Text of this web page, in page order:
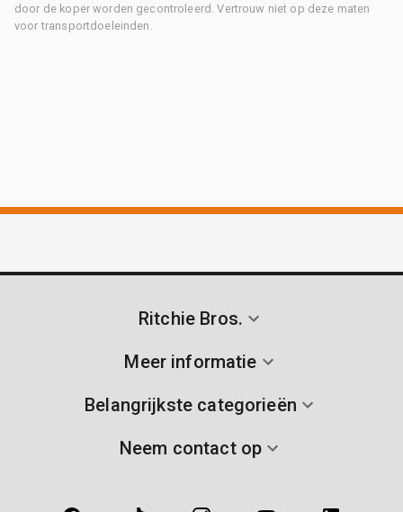
door de koper worden gecontroleerd. Vertrouw niet op deze maten
voor transportdoeleinden.
Ritchie Bros.
Meer informatie
Belangrijkste categorieën
Neem contact op